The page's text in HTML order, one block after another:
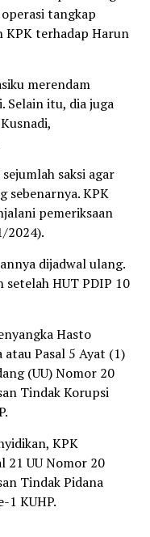
tangkap
KPK terhadap Harun
merendam
Selain itu, dia juga
saksi agar
sebenarnya. KPK
pemeriksaan
2024).
dijadwal ulang.
HUT PDIP 10
Hasto
Pasal 5 Ayat (1)
(UU) Nomor 20
Tindak Korupsi
KPK
21 UU Nomor 20
Tindak Pidana
1 KUHP.